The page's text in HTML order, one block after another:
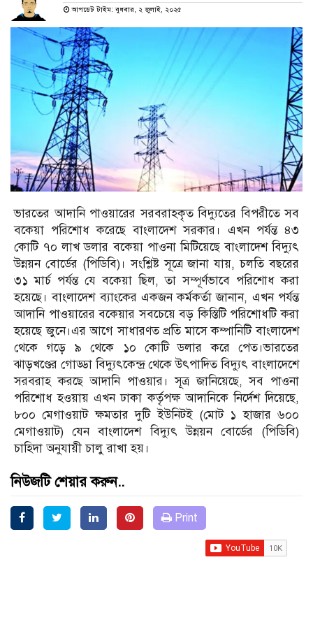
আপডেট টাইম: বুধবার, ২ জুলাই, ২০২৫
ভারতের আদানি পাওয়ারের সরবরাহকৃত বিদ্যুতের বিপরীতে সব
বকেয়া পরিশোধ করেছে বাংলাদেশ সরকার। এখন পর্যন্ত ৪৩
কোটি ৭০ লাখ ডলার বকেয়া পাওনা মিটিয়েছে বাংলাদেশ বিদ্যুৎ
উন্নয়ন বোর্ডের (পিডিবি)। সংশ্লিষ্ট সূত্রে জানা যায়, চলতি বছরের
৩১ মার্চ পর্যন্ত যে বকেয়া ছিল, তা সম্পূর্ণভাবে পরিশোধ করা
হয়েছে। বাংলাদেশ ব্যাংকের একজন কর্মকর্তা জানান, এখন পর্যন্ত
আদানি পাওয়ারের বকেয়ার সবচেয়ে বড় কিস্তিটি পরিশোধটি করা
হয়েছে জুনে।এর আগে সাধারণত প্রতি মাসে কম্পানিটি বাংলাদেশ
থেকে গড়ে ৯ থেকে ১০ কোটি ডলার করে পেত।ভারতের
ঝাড়খণ্ডের গোড্ডা বিদ্যুৎকেন্দ্র থেকে উৎপাদিত বিদ্যুৎ বাংলাদেশে
সরবরাহ করছে আদানি পাওয়ার। সূত্র জানিয়েছে, সব পাওনা
পরিশোধ হওয়ায় এখন ঢাকা কর্তৃপক্ষ আদানিকে নির্দেশ দিয়েছে,
৮০০ মেগাওয়াট ক্ষমতার দুটি ইউনিটই (মোট ১ হাজার ৬০০
মেগাওয়াট) যেন বাংলাদেশ বিদ্যুৎ উন্নয়ন বোর্ডের (পিডিবি)
চাহিদা অনুযায়ী চালু রাখা হয়।
নিউজটি শেয়ার করুন..
Print